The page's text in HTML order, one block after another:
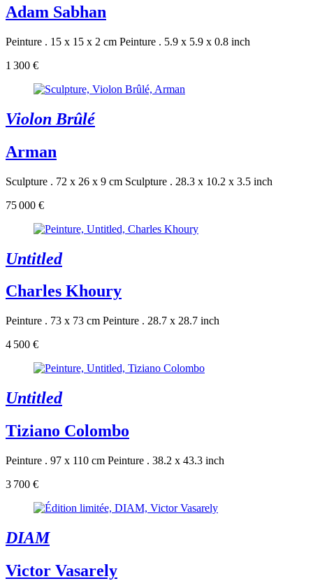
Adam Sabhan
Peinture . 15 x 15 x 2 cm Peinture . 5.9 x 5.9 x 0.8 inch
1 300 €
Violon Brûlé
Arman
Sculpture . 72 x 26 x 9 cm Sculpture . 28.3 x 10.2 x 3.5 inch
75 000 €
Untitled
Charles Khoury
Peinture . 73 x 73 cm Peinture . 28.7 x 28.7 inch
4 500 €
Untitled
Tiziano Colombo
Peinture . 97 x 110 cm Peinture . 38.2 x 43.3 inch
3 700 €
DIAM
Victor Vasarely